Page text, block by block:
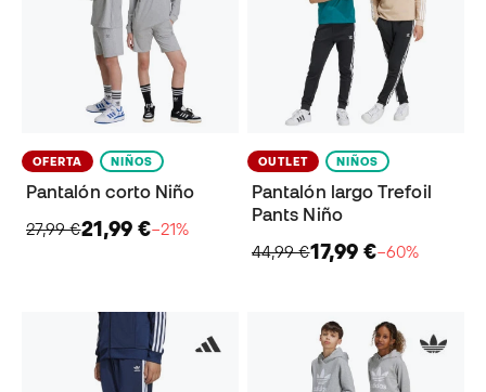
OFERTA NIÑOS
Pantalón corto Niño
27,99 €21,99 €−21%
OUTLET NIÑOS
Pantalón largo Trefoil
Pants Niño
44,99 €17,99 €−60%